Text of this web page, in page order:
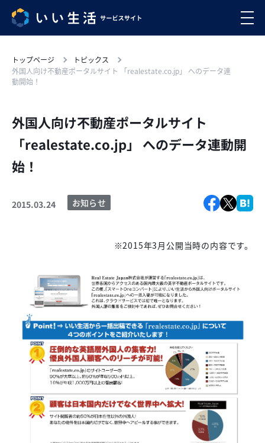
トップページ
トピックス
外国人向け不動産ポータルサイト 「realestate.co.jp」 へのデータ連
動開始！
外国人向け不動産ポータルサイト
「realestate.co.jp」 へのデータ連動開
始！
2015.03.24 お知らせ
※2015年3月公開当時の内容です。